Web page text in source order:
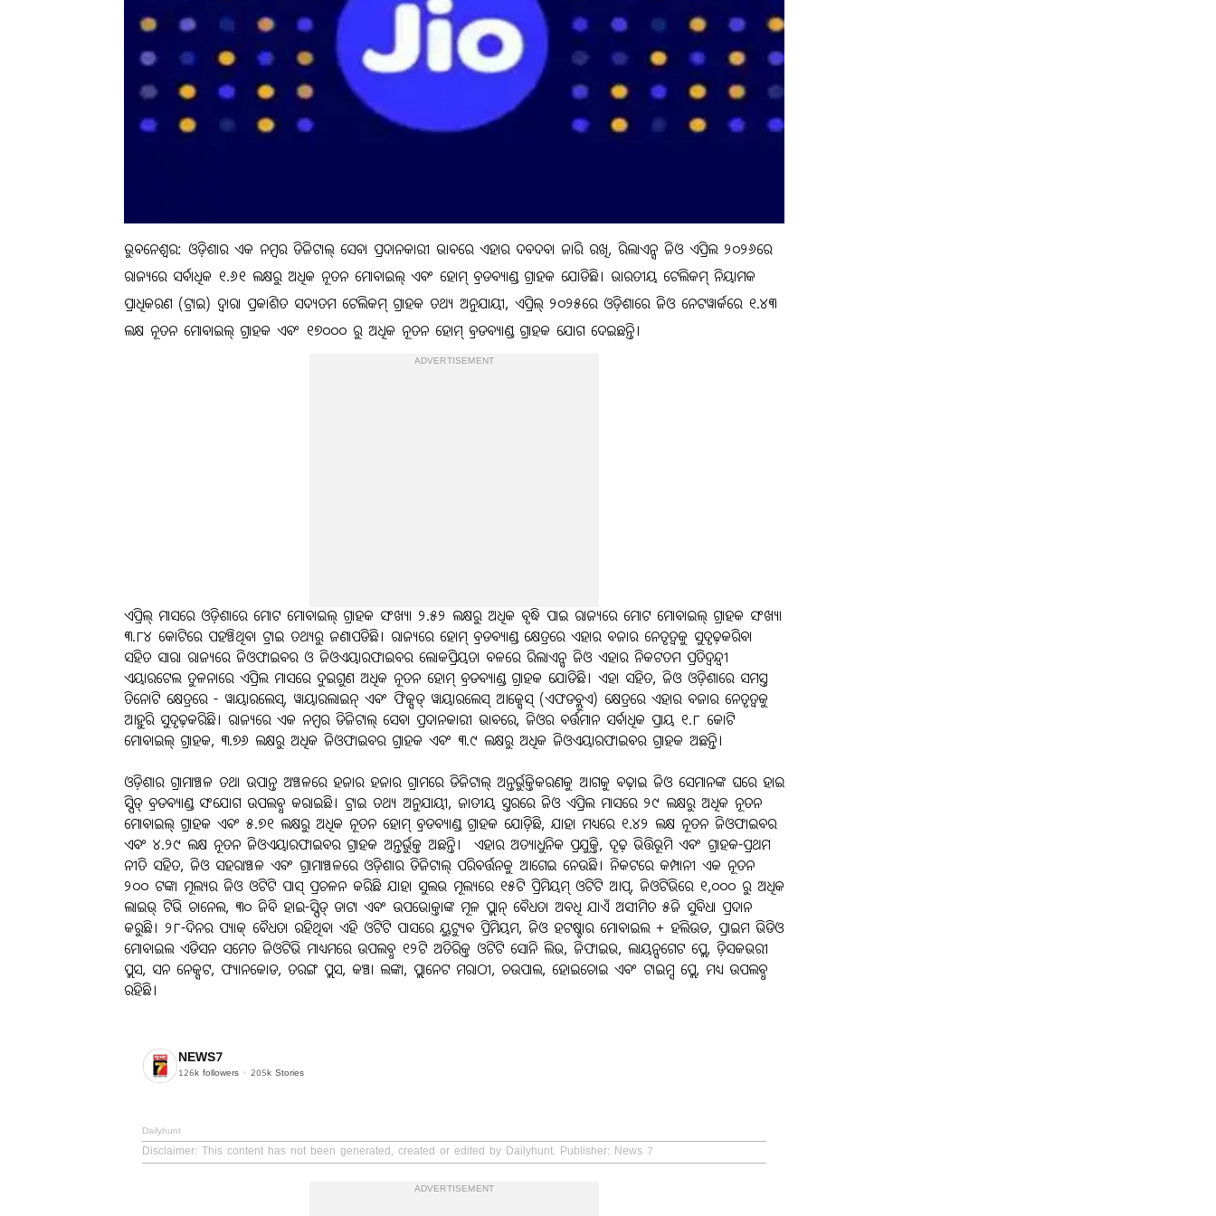
ଭୁବନେଶ୍ୱର: ଓଡ଼ିଶାର ଏକ ନମ୍ବର ଡିଜିଟାଲ୍ ସେବା ପ୍ରଦାନକାରୀ ଭାବରେ ଏହାର ଦବଦବା ଜାରି ରଖି, ରିଲାଏନ୍ସ ଜିଓ ଏପ୍ରିଲ ୨୦୨୬ରେ
ରାଜ୍ୟରେ ସର୍ବାଧିକ ୧.୬୧ ଲକ୍ଷରୁ ଅଧିକ ନୂତନ ମୋବାଇଲ୍ ଏବଂ ହୋମ୍ ବ୍ରଡବ୍ୟାଣ୍ଡ ଗ୍ରାହକ ଯୋଡିଛି। ଭାରତୀୟ ଟେଲିକମ୍ ନିୟାମକ
ପ୍ରାଧିକରଣ (ଟ୍ରାଇ) ଦ୍ୱାରା ପ୍ରକାଶିତ ସଦ୍ୟତମ ଟେଲିକମ୍ ଗ୍ରାହକ ତଥ୍ୟ ଅନୁଯାୟୀ, ଏପ୍ରିଲ୍ ୨୦୨୫ରେ ଓଡ଼ିଶାରେ ଜିଓ ନେଟୱାର୍କରେ ୧.୪୩
ଲକ୍ଷ ନୂତନ ମୋବାଇଲ୍ ଗ୍ରାହକ ଏବଂ ୧୭୦୦୦ ରୁ ଅଧିକ ନୂତନ ହୋମ୍ ବ୍ରଡବ୍ୟାଣ୍ଡ ଗ୍ରାହକ ଯୋଗ ଦେଇଛନ୍ତି।
ADVERTISEMENT
ଏପ୍ରିଲ୍ ମାସରେ ଓଡ଼ିଶାରେ ମୋଟ ମୋବାଇଲ୍ ଗ୍ରାହକ ସଂଖ୍ୟା ୨.୫୨ ଲକ୍ଷରୁ ଅଧିକ ବୃଦ୍ଧି ପାଇ ରାଜ୍ୟରେ ମୋଟ ମୋବାଇଲ୍ ଗ୍ରାହକ ସଂଖ୍ୟା
୩.୮୪ କୋଟିରେ ପହଞ୍ଚିଥିବା ଟ୍ରାଇ ତଥ୍ୟରୁ ଜଣାପଡିଛି। ରାଜ୍ୟରେ ହୋମ୍ ବ୍ରଡବ୍ୟାଣ୍ଡ କ୍ଷେତ୍ରରେ ଏହାର ବଜାର ନେତୃତ୍ୱକୁ ସୁଦୃଢ଼​​କରିବା
ସହିତ ସାରା ରାଜ୍ୟରେ ଜିଓଫାଇବର ଓ ଜିଓଏୟାରଫାଇବର ଲୋକପ୍ରିୟତା ବଳରେ ରିଲାଏନ୍ସ ଜିଓ ଏହାର ନିକଟତମ ପ୍ରତିଦ୍ୱନ୍ଦ୍ୱୀ
ଏୟାରଟେଲ ତୁଳନାରେ ଏପ୍ରିଲ ମାସରେ ଦୁଇଗୁଣ ଅଧିକ ନୂତନ ହୋମ୍ ବ୍ରଡବ୍ୟାଣ୍ଡ ଗ୍ରାହକ ଯୋଡିଛି। ଏହା ସହିତ, ଜିଓ ଓଡ଼ିଶାରେ ସମସ୍ତ
ତିନୋଟି କ୍ଷେତ୍ରରେ - ୱାୟାରଲେସ୍, ୱାୟାରଲାଇନ୍ ଏବଂ ଫିକ୍ସଡ୍ ୱାୟାରଲେସ୍ ଆକ୍ସେସ୍ (ଏଫଡବ୍ଲୁଏ) କ୍ଷେତ୍ରରେ ଏହାର ବଜାର ନେତୃତ୍ୱକୁ
ଆହୁରି ସୁଦୃଢ଼​​କରିଛି। ରାଜ୍ୟରେ ଏକ ନମ୍ବର ଡିଜିଟାଲ୍ ସେବା ପ୍ରଦାନକାରୀ ଭାବରେ, ଜିଓର ବର୍ତ୍ତମାନ ସର୍ବାଧିକ ପ୍ରାୟ ୧.୮ କୋଟି
ମୋବାଇଲ୍ ଗ୍ରାହକ, ୩.୭୬ ଲକ୍ଷରୁ ଅଧିକ ଜିଓଫାଇବର ଗ୍ରାହକ ଏବଂ ୩.୯ ଲକ୍ଷରୁ ଅଧିକ ଜିଓଏୟାରଫାଇବର ଗ୍ରାହକ ଅଛନ୍ତି।
ଓଡ଼ିଶାର ଗ୍ରାମାଞ୍ଚଳ ତଥା ଉପାନ୍ତ ଅଞ୍ଚଳରେ ହଜାର ହଜାର ଗ୍ରାମରେ ଡିଜିଟାଲ୍ ଅନ୍ତର୍ଭୁକ୍ତିକରଣକୁ ଆଗକୁ ବଢ଼ାଇ ଜିଓ ସେମାନଙ୍କ ଘରେ ହାଇ
ସ୍ପିଡ୍ ବ୍ରଡବ୍ୟାଣ୍ଡ ସଂଯୋଗ ଉପଲବ୍ଧ କରାଇଛି। ଟ୍ରାଇ ତଥ୍ୟ ଅନୁଯାୟୀ, ଜାତୀୟ ସ୍ତରରେ ଜିଓ ଏପ୍ରିଲ ମାସରେ ୨୯ ଲକ୍ଷରୁ ଅଧିକ ନୂତନ
ମୋବାଇଲ୍ ଗ୍ରାହକ ଏବଂ ୫.୭୧ ଲକ୍ଷରୁ ଅଧିକ ନୂତନ ହୋମ୍ ବ୍ରଡବ୍ୟାଣ୍ଡ ଗ୍ରାହକ ଯୋଡ଼ିଛି, ଯାହା ମଧ୍ୟରେ ୧.୪୨ ଲକ୍ଷ ନୂତନ ଜିଓଫାଇବର
ଏବଂ ୪.୨୯ ଲକ୍ଷ ନୂତନ ଜିଓଏୟାରଫାଇବର ଗ୍ରାହକ ଅନ୍ତର୍ଭୁକ୍ତ ଅଛନ୍ତି। ​​​​​​​ ଏହାର ଅତ୍ୟାଧୁନିକ ପ୍ରଯୁକ୍ତି, ଦୃଢ଼ ଭିତ୍ତିଭୂମି ଏବଂ ଗ୍ରାହକ-ପ୍ରଥମ
ନୀତି ସହିତ, ଜିଓ ସହରାଞ୍ଚଳ ଏବଂ ଗ୍ରାମାଞ୍ଚଳରେ ଓଡ଼ିଶାର ଡିଜିଟାଲ୍ ପରିବର୍ତ୍ତନକୁ ଆଗେଇ ନେଉଛି। ନିକଟରେ କମ୍ପାନୀ ଏକ ନୂତନ
୨୦୦ ଟଙ୍କା ମୂଲ୍ୟର ଜିଓ ଓଟିଟି ପାସ୍ ପ୍ରଚଳନ କରିଛି ଯାହା ସୁଲଭ ମୂଲ୍ୟରେ ୧୫ଟି ପ୍ରିମିୟମ୍ ଓଟିଟି ଆପ୍, ଜିଓଟିଭିରେ ୧,୦୦୦ ରୁ ଅଧିକ
ଲାଇଭ୍ ଟିଭି ଚାନେଲ, ୩୦ ଜିବି ହାଇ-ସ୍ପିଡ୍ ଡାଟା ଏବଂ ଉପଭୋକ୍ତାଙ୍କ ମୂଳ ପ୍ଲାନ୍ ବୈଧତା ଅବଧି ଯାଏଁ ଅସୀମିତ ୫ଜି ସୁବିଧା ପ୍ରଦାନ
କରୁଛି। ୨୮-ଦିନର ପ୍ୟାକ୍ ବୈଧତା ରହିଥିବା ଏହି ଓଟିଟି ପାସରେ ୟୁଟ୍ୟୁବ ପ୍ରିମିୟମ, ଜିଓ ହଟଷ୍ଟାର ମୋବାଇଲ + ହଲିଉଡ, ପ୍ରାଇମ ଭିଡିଓ
ମୋବାଇଲ ଏଡିସନ ସମେତ ଜିଓଟିଭି ମାଧ୍ୟମରେ ଉପଲବ୍ଧ ୧୨ଟି ଅତିରିକ୍ତ ଓଟିଟି ସୋନି ଲିଭ, ଜିଫାଇଭ, ଲାୟନ୍ସଗେଟ ପ୍ଲେ, ଡ଼ିସକଭରୀ
ପ୍ଲସ, ସନ ନେକ୍ସଟ, ଫ୍ୟାନକୋଡ, ତରଙ୍ଗ ପ୍ଲସ, କଞ୍ଚା ଲଙ୍କା, ପ୍ଲାନେଟ ମରାଠୀ, ଚଉପାଲ, ହୋଇଚୋଇ ଏବଂ ଟାଇମ୍ସ ପ୍ଲେ, ମଧ୍ୟ ଉପଲବ୍ଧ
ରହିଛି।
NEWS7
126k followers 205k Stories
Dailyhunt
Disclaimer: This content has not been generated, created or edited by Dailyhunt. Publisher: News 7
ADVERTISEMENT